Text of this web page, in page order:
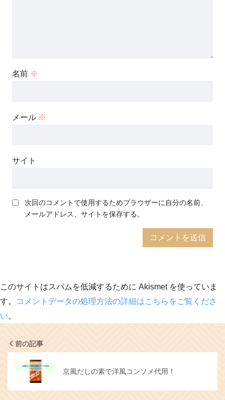
名前 ※
メール ※
サイト
次回のコメントで使用するためブラウザーに自分の名前、
メールアドレス、サイトを保存する。
このサイトはスパムを低減するために Akismet を使っていま
す。
コメントデータの処理方法の詳細はこちらをご覧くださ
い。
前の記事
京風だしの素で洋風コンソメ代用！